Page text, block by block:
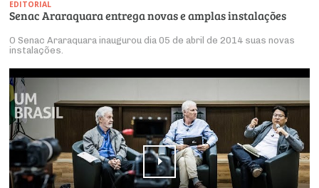
EDITORIAL
Senac Araraquara entrega novas e amplas instalações
O Senac Araraquara inaugurou dia 05 de abril de 2014 suas novas
instalações.